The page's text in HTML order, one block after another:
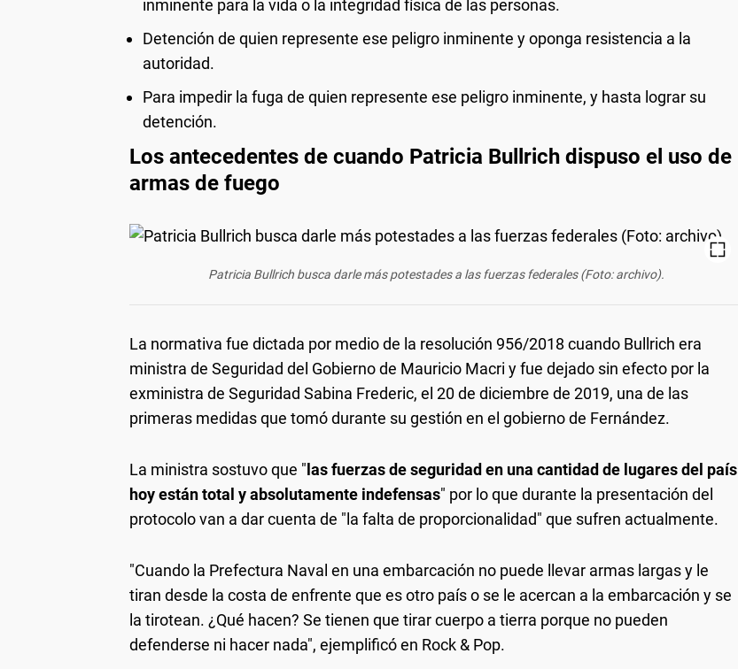
inminente para la vida o la integridad física de las personas.
Detención de quien represente ese peligro inminente y oponga resistencia a la
autoridad.
Para impedir la fuga de quien represente ese peligro inminente, y hasta lograr su
detención.
Los antecedentes de cuando Patricia Bullrich dispuso el uso de
armas de fuego
Patricia Bullrich busca darle más potestades a las fuerzas federales (Foto: archivo).
La normativa fue dictada por medio de la resolución 956/2018 cuando Bullrich era
ministra de Seguridad del Gobierno de Mauricio Macri y fue dejado sin efecto por la
exministra de Seguridad Sabina Frederic, el 20 de diciembre de 2019, una de las
primeras medidas que tomó durante su gestión en el gobierno de Fernández.
La ministra sostuvo que " las fuerzas de seguridad en una cantidad de lugares del país
hoy están total y absolutamente indefensas" por lo que durante la presentación del
protocolo van a dar cuenta de "la falta de proporcionalidad" que sufren actualmente.
"Cuando la Prefectura Naval en una embarcación no puede llevar armas largas y le
tiran desde la costa de enfrente que es otro país o se le acercan a la embarcación y se
la tirotean. ¿Qué hacen? Se tienen que tirar cuerpo a tierra porque no pueden
defenderse ni hacer nada", ejemplificó en Rock & Pop.